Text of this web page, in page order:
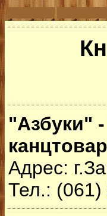
"Азбуки"
Адрес:
Тел.: (061)